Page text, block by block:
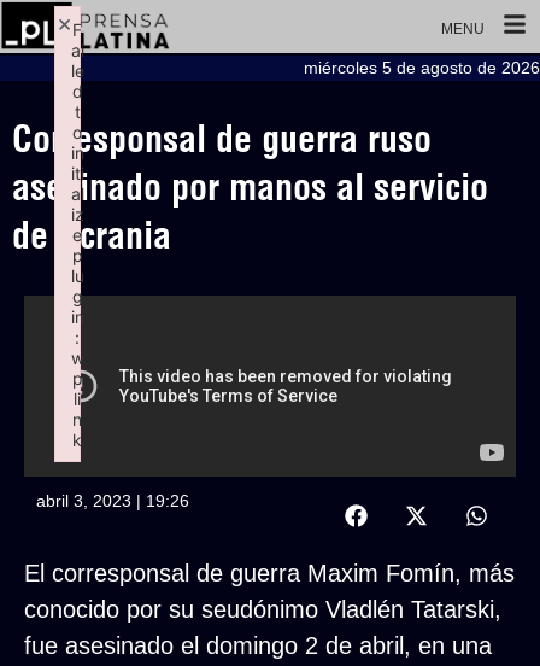
MENU
miércoles 5 de agosto de 2026
Corresponsal de guerra ruso
asesinado por manos al servicio
de Ucrania
abril 3, 2023 | 19:26
El corresponsal de guerra Maxim Fomín, más
conocido por su seudónimo Vladlén Tatarski,
fue asesinado el domingo 2 de abril, en una
F
ai
le
d
t
o
in
iti
al
iz
e
p
lu
g
in
:
w
p
li
n
k
×
Failed to initialize plugin: wplink